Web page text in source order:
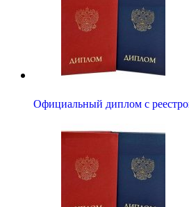
Официальный диплом с